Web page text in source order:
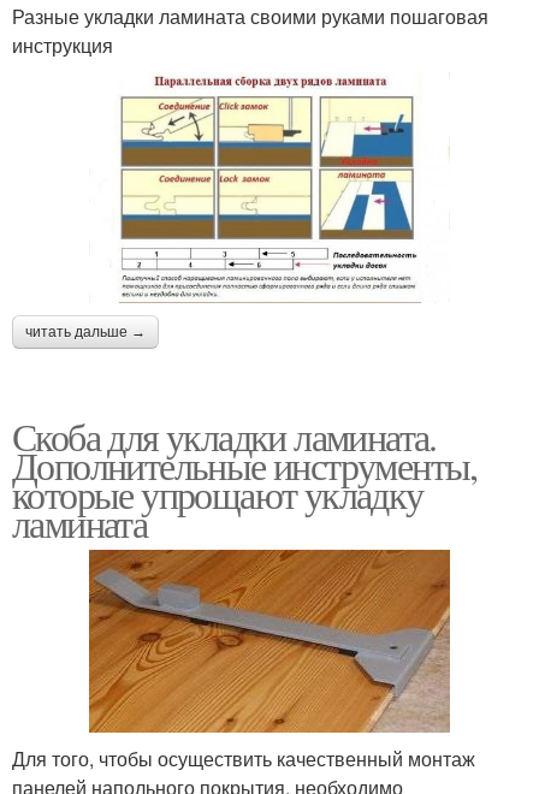
Разные укладки ламината своими руками пошаговая
инструкция
читать дальше →
Скоба для укладки ламината.
Дополнительные инструменты,
которые упрощают укладку
ламината
Для того, чтобы осуществить качественный монтаж
панелей напольного покрытия, необходимо